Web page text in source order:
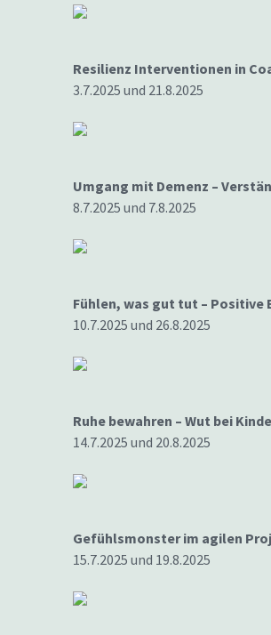
Resilienz Interventionen in
3.7.2025 und 21.8.2025
Umgang mit Demenz –
8.7.2025 und 7.8.2025
Fühlen, was gut tut – Positive
10.7.2025 und 26.8.2025
Ruhe bewahren – Wut bei
14.7.2025 und 20.8.2025
Gefühlsmonster im agilen
15.7.2025 und 19.8.2025